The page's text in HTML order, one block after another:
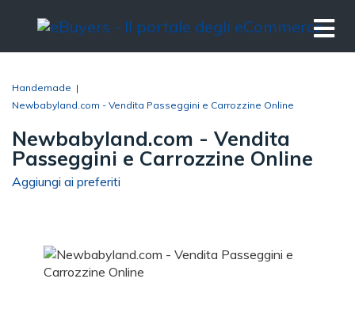
Handemade |
Newbabyland.com - Vendita Passeggini e Carrozzine Online
Newbabyland.com - Vendita
Passeggini e Carrozzine Online
Aggiungi ai preferiti